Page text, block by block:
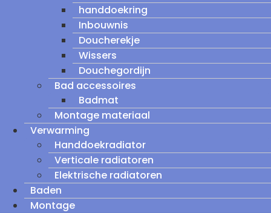
handdoekring
Inbouwnis
Doucherekje
Wissers
Douchegordijn
Bad accessoires
Badmat
Montage materiaal
Verwarming
Handdoekradiator
Verticale radiatoren
Elektrische radiatoren
Baden
Montage